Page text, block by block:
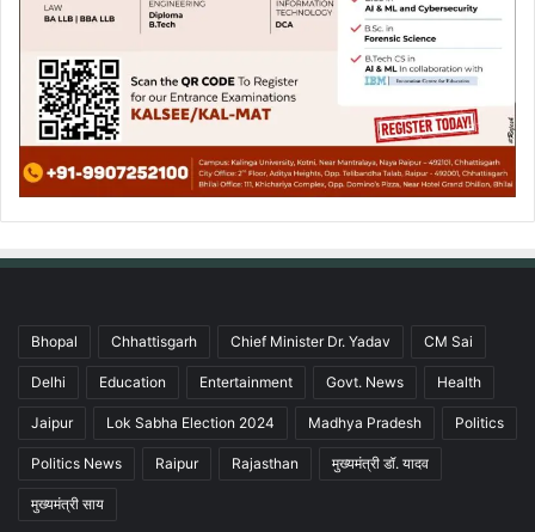
Bhopal Chhattisgarh Chief Minister Dr. Yadav CM Sai
Delhi Education Entertainment Govt. News Health
Jaipur Lok Sabha Election 2024 Madhya Pradesh Politics
Politics News Raipur Rajasthan मुख्यमंत्री डॉ. यादव
मुख्यमंत्री साय